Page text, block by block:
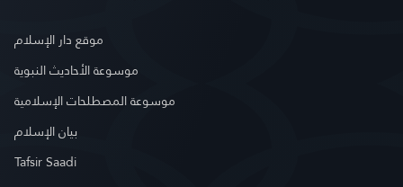
موقع دار الإسلام
موسوعة الأحاديث النبوية
موسوعة المصطلحات الإسلامية
بيان الإسلام
Tafsir Saadi